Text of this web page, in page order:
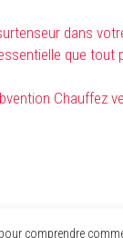
comprendre
dans
que tout
Chauffez